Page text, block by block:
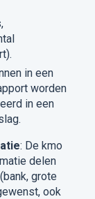
in een
worden
in een
: De kmo
delen
grote
ook